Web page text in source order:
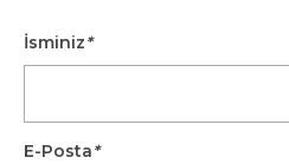
İsminiz*
E-Posta*